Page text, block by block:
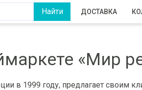
ДОСТАВКА
«Мир
в 1999 году, предлагает своим